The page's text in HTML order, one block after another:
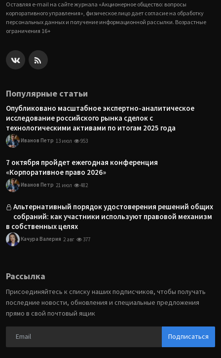
Оставляя e-mail на сайте журнала «Акционерное общество: вопросы
корпоративного управления», физическое лицо дает согласие на обработку
персональных данных и получение информационной рассылки. Возрастные
ограничения 16+
Популярные статьи
Опубликовано масштабное экспертно-аналитическое
исследование российского рынка сделок с
технологическими активами по итогам 2025 года
Иванов Петр 13 июл 953
7 октября пройдет ежегодная конференция
«Корпоративное право 2026»
Иванов Петр 21 июл 482
Альтернативный порядок удостоверения решений общих
собраний: как участники используют правовой механизм
в собственных целях
Качура Валерия 2 авг 377
Рассылка
Присоединяйтесь к списку наших подписчиков, чтобы получать
последние новости, обновления и специальные предложения
прямо в свой почтовый ящик
Подписаться